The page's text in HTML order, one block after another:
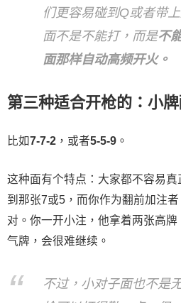
们更容易碰到Q或者带
面不是不能打，而是不
面那样自动高频开火。
第三种适合开枪的：小
比如7-7-2 ，或者5-5-9 。
这种面有个特点：大家都不容易
到那张7或5，而你作为翻前加注
对。你一开小注，他拿着两张高
气牌，会很难继续。
不过，小对子面也不是